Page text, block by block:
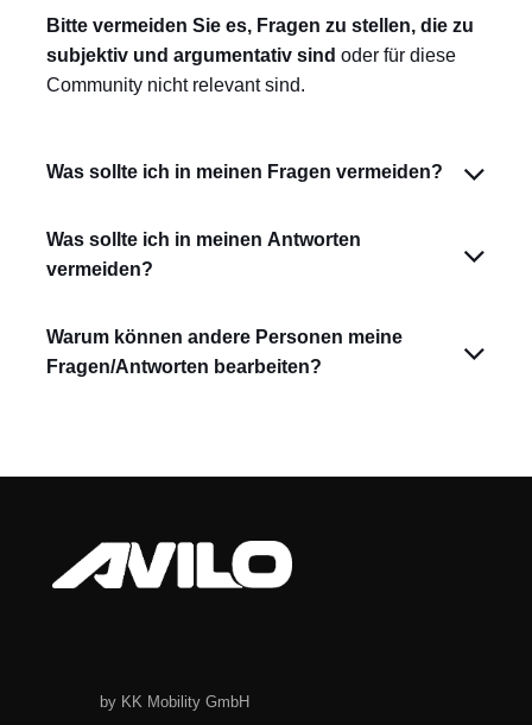
Bitte vermeiden Sie es, Fragen zu stellen, die zu
subjektiv und argumentativ sind oder für diese
Community nicht relevant sind.
Was sollte ich in meinen Fragen vermeiden?
Was sollte ich in meinen Antworten
vermeiden?
Warum können andere Personen meine
Fragen/Antworten bearbeiten?
by KK Mobility GmbH